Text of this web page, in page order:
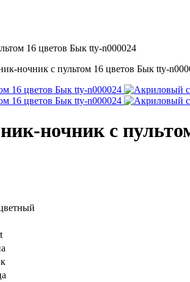
16 цветов Бык tty-n000024
ночник с